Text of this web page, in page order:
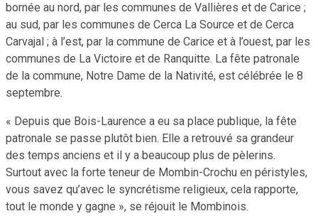
bornée au nord, par les communes de Vallières et de Carice ;
au sud, par les communes de Cerca La Source et de Cerca
Carvajal ; à l’est, par la commune de Carice et à l’ouest, par les
communes de La Victoire et de Ranquitte. La fête patronale
de la commune, Notre Dame de la Nativité, est célébrée le 8
septembre.
« Depuis que Bois-Laurence a eu sa place publique, la fête
patronale se passe plutôt bien. Elle a retrouvé sa grandeur
des temps anciens et il y a beaucoup plus de pèlerins.
Surtout avec la forte teneur de Mombin-Crochu en péristyles,
vous savez qu’avec le syncrétisme religieux, cela rapporte,
tout le monde y gagne », se réjouit le Mombinois.